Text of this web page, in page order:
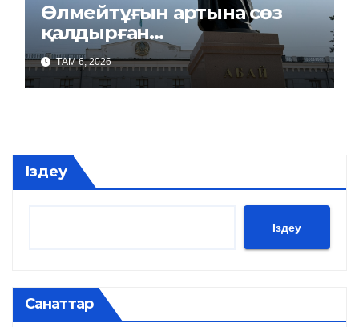
Өлмейтұғын артына сөз
қалдырған…
ТАМ 6, 2026
Іздеу
Іздеу
Санаттар